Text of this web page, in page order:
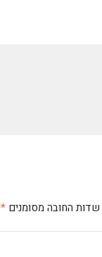
שדות החובה מסומנים*